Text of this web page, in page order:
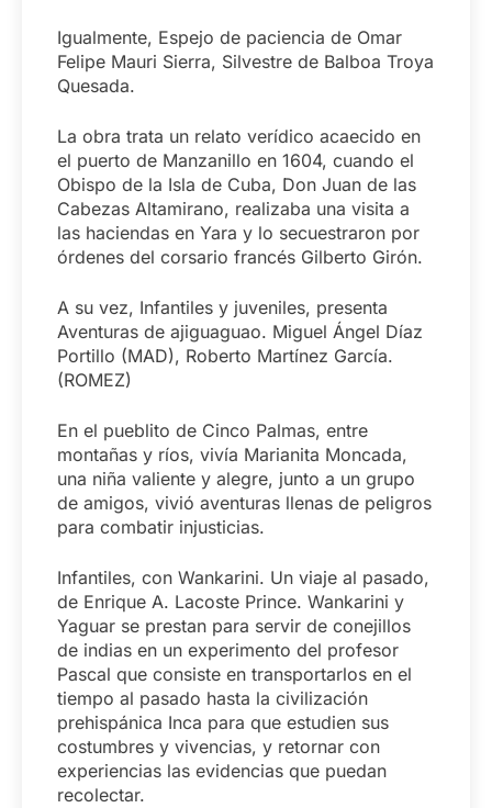
Igualmente, Espejo de paciencia de Omar
Felipe Mauri Sierra, Silvestre de Balboa Troya
Quesada.
La obra trata un relato verídico acaecido en
el puerto de Manzanillo en 1604, cuando el
Obispo de la Isla de Cuba, Don Juan de las
Cabezas Altamirano, realizaba una visita a
las haciendas en Yara y lo secuestraron por
órdenes del corsario francés Gilberto Girón.
A su vez, Infantiles y juveniles, presenta
Aventuras de ajiguaguao. Miguel Ángel Díaz
Portillo (MAD), Roberto Martínez García.
(ROMEZ)
En el pueblito de Cinco Palmas, entre
montañas y ríos, vivía Marianita Moncada,
una niña valiente y alegre, junto a un grupo
de amigos, vivió aventuras llenas de peligros
para combatir injusticias.
Infantiles, con Wankarini. Un viaje al pasado,
de Enrique A. Lacoste Prince. Wankarini y
Yaguar se prestan para servir de conejillos
de indias en un experimento del profesor
Pascal que consiste en transportarlos en el
tiempo al pasado hasta la civilización
prehispánica Inca para que estudien sus
costumbres y vivencias, y retornar con
experiencias las evidencias que puedan
recolectar.